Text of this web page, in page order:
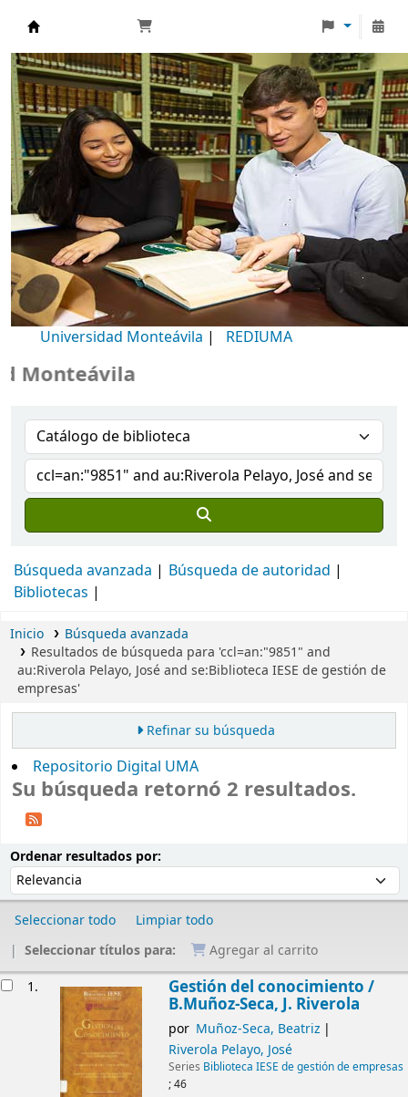
Biblioteca Universidad Monteávila
Universidad Monteávila | REDIUMA
Búsqueda avanzada
Búsqueda de autoridad
Bibliotecas
Inicio
Búsqueda avanzada
Resultados de búsqueda para 'ccl=an:"9851" and
au:Riverola Pelayo, José and se:Biblioteca IESE de gestión de
empresas'
Refinar su búsqueda
Repositorio Digital UMA
Su búsqueda retornó 2 resultados.
Ordenar resultados por:
Seleccionar todo
Limpiar todo
Seleccionar títulos para:
Agregar al carrito
1. Gestión del conocimiento /
B.Muñoz-Seca, J. Riverola
por Muñoz-Seca, Beatriz
Riverola Pelayo, José
Series Biblioteca IESE de gestión de empresas
; 46